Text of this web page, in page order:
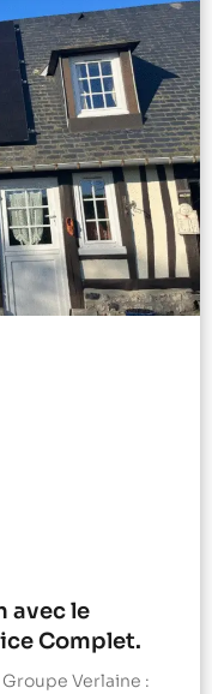
avec le
Complet.
Verlaine :